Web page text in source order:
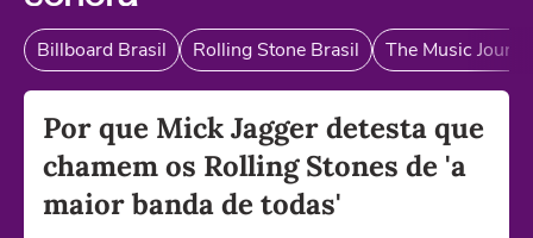
Billboard Brasil Rolling Stone Brasil The Music
Por que Mick Jagger detesta que
chamem os Rolling Stones de 'a
maior banda de todas'